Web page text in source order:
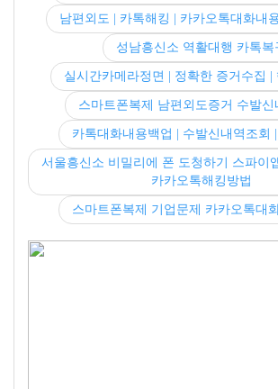
남편외도 | 카톡해킹 | 카카오톡대화내
성남흥신소 역활대행 카톡복
실시간카메라정면 | 정확한 증거수집 |
스마트폰복제 남편외도증거 수발신
카톡대화내용백업 | 수발신내역조회
서울흥신소 비밀리에 폰 도청하기 스파이
카카오톡해킹방법
스마트폰복제 기업문제 카카오톡대